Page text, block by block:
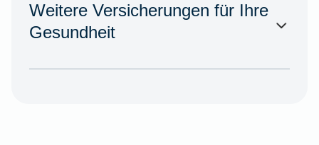
Weitere Versicherungen für Ihre
Gesundheit